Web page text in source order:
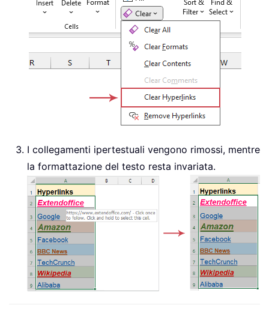
I collegamenti ipertestuali vengono rimossi, mentre
la formattazione del testo resta invariata.